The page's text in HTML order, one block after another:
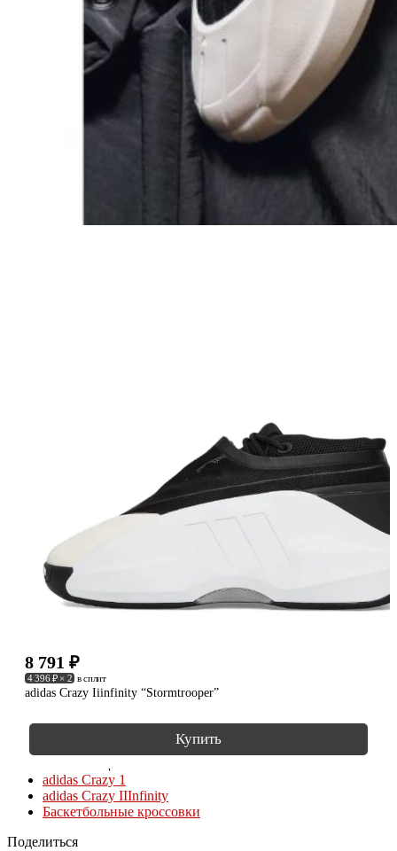
adidas Crazy Iiinfinity “Stormtrooper”
8 791 ₽
4 396 ₽ × 2 в сплит
Купить
adidas Crazy 1
adidas Crazy IIInfinity
Баскетбольные кроссовки
Поделиться